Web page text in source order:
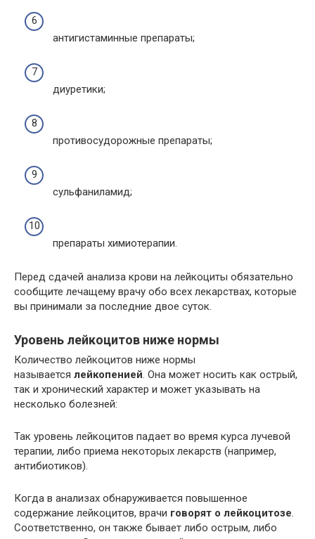
антигистаминные препараты;
диуретики;
противосудорожные препараты;
сульфаниламид;
препараты химиотерапии.
Перед сдачей анализа крови на лейкоциты обязательно
сообщите лечащему врачу обо всех лекарствах, которые
вы принимали за последние двое суток.
Уровень лейкоцитов ниже нормы
Количество лейкоцитов ниже нормы
называется лейкопенией. Она может носить как острый,
так и хронический характер и может указывать на
несколько болезней:
Так уровень лейкоцитов падает во время курса лучевой
терапии, либо приема некоторых лекарств (например,
антибиотиков).
Когда в анализах обнаруживается повышенное
содержание лейкоцитов, врачи говорят о лейкоцитозе.
Соответственно, он также бывает либо острым, либо